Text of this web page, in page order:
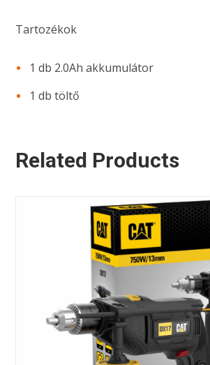
Tartozékok
1 db 2.0Ah akkumulátor
1 db töltő
Related Products